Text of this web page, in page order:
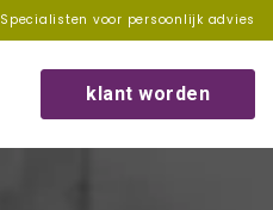
Specialisten voor persoonlijk advies
klant worden